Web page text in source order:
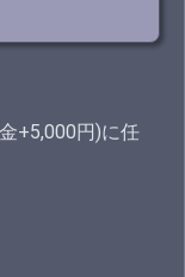
+5,000円)に任